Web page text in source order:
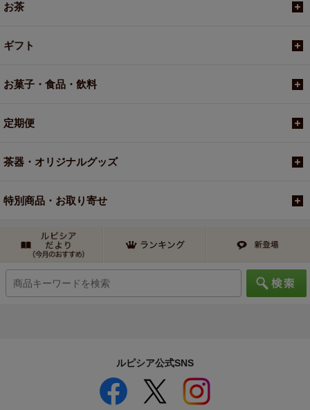
お茶
ギフト
お菓子・食品・飲料
定期便
茶器・オリジナルグッズ
特別商品・お取り寄せ
ルピシア公式SNS